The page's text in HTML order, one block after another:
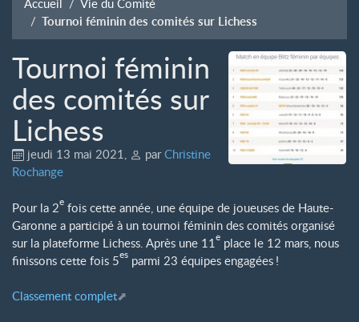
Accueil Vie du Comité
Tournoi féminin des comités sur Lichess
Tournoi féminin
des comités sur
Lichess
jeudi 13 mai 2021, parChristine
Rochange
Pour la 2e fois cette année, une équipe de joueuses de Haute-
Garonne a participé à un tournoi féminin des comités organisé
sur la plateforme Lichess. Après une 11e place le 12 mars, nous
finissons cette fois 5es parmi 23 équipes engagées !
Classement complet